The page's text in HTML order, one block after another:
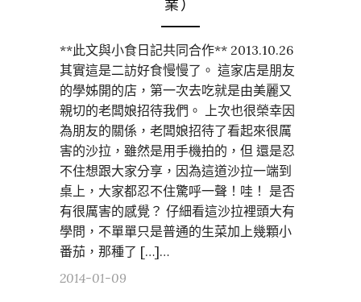
業）
**此文與小食日記共同合作** 2013.10.26
其實這是二訪好食慢慢了。 這家店是朋友
的學姊開的店，第一次去吃就是由美麗又
親切的老闆娘招待我們。 上次也很榮幸因
為朋友的關係，老闆娘招待了看起來很厲
害的沙拉，雖然是用手機拍的，但 還是忍
不住想跟大家分享，因為這道沙拉一端到
桌上，大家都忍不住驚呼一聲！哇！ 是否
有很厲害的感覺？ 仔細看這沙拉裡頭大有
學問，不單單只是普通的生菜加上幾顆小
番茄，那種了 […]…
2014-01-09